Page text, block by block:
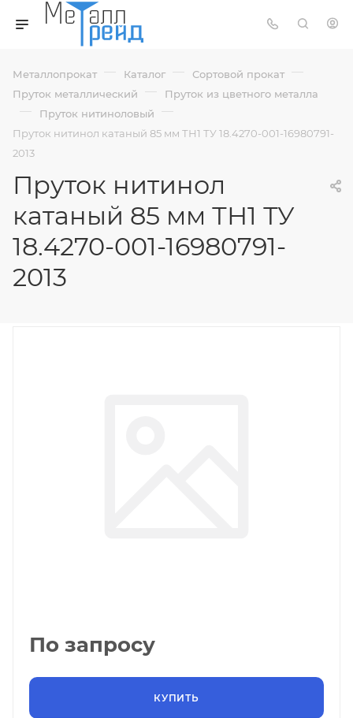
Металлопрокат — Каталог — Сортовой прокат —
Пруток металлический — Пруток из цветного металла
— Пруток нитиноловый —
Пруток нитинол катаный 85 мм ТН1 ТУ 18.4270-001-16980791-
2013
Пруток нитинол
катаный 85 мм ТН1 ТУ
18.4270-001-16980791-
2013
По запросу
КУПИТЬ